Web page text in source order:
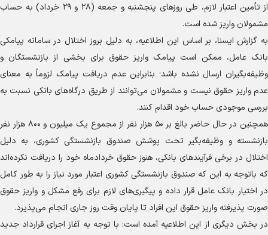
از تأمین اعتبار لازم، طی روز‌های پنجشنبه و جمعه (۲۸ و ۲۹ خرداد) به حساب
مشمولان واریز شده است.
به گزارش ایسنا، بر اساس این اطلاعیه، به دلیل بروز اختلال در سامانه پیامکی
بانک عامل، ممکن است پیامک واریز حقوق برای بخشی از بازنشستگان و
وظیفه‌بگیران ارسال نشده باشد؛ بنابراین عدم دریافت پیامک لزوماً به معنای
عدم واریز حقوق نیست و مشمولان می‌توانند از طریق درگاه‌های بانکی نسبت به
بررسی موجودی حساب خود اقدام کنند.
همچنین در حال حاضر بالغ بر ۵۰ هزار نفر از مجموع یک میلیون و ۸۰۰ هزار نفر
بازنشسته و وظیفه‌بگیر تحت پوشش صندوق بازنشستگی کشوری، به دلیل
اختلال در برخی فرآیند‌های بانکی، هنوز حقوق خردادماه خود را دریافت نکرده‌اند
که باتوجه به این که صندوق بازنشستگی کشوری اعتبار مورد نیاز را به طور کامل
در اختیار بانک عامل قرار داده و پیگیری‌های لازم برای رفع مشکل و واریز حقوق
صورت پذیرفته واریز حقوق این افراد تا پایان وقت روز جاری انجام می‌پذیرد.
در بخش دیگری از این اطلاعیه آمده است: با توجه به آغاز اجرای قرارداد جدید